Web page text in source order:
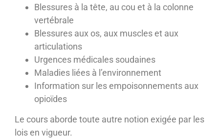
Blessures à la tête, au cou et à la colonne
vertébrale
Blessures aux os, aux muscles et aux
articulations
Urgences médicales soudaines
Maladies liées à l’environnement
Information sur les empoisonnements aux
opioïdes
Le cours aborde toute autre notion exigée par les
lois en vigueur.